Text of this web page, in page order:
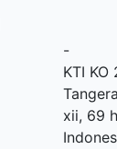
-
KTI
xii, 69